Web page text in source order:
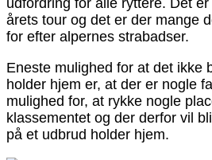
årets tour og det er der mange
for efter alpernes strabadser.
Eneste mulighed for at det ikke
holder hjem er, at der er nogle
mulighed for, at rykke nogle
klassementet og der derfor vil
på et udbrud holder hjem.